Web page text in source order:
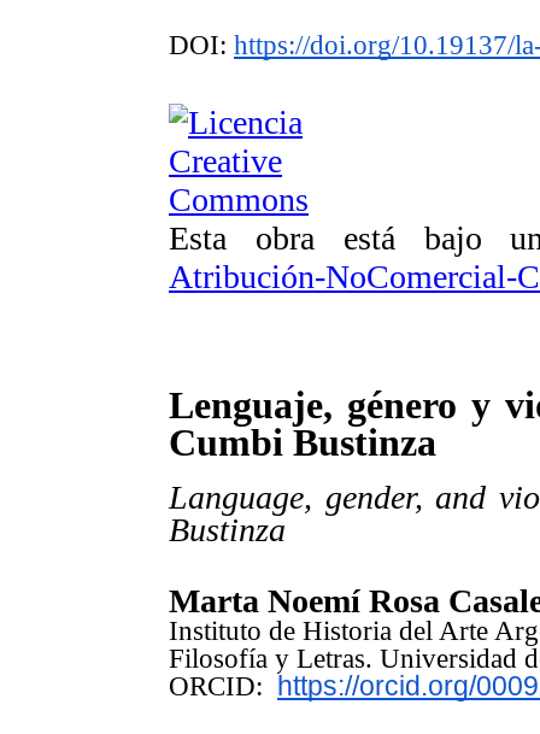
DOI: https://doi.org/10.19137/
Esta obra está bajo
Atribución-NoComercial-
Lenguaje, género y
Cumbi Bustinza
Language, gender, and
Bustinza
Marta Noemí Rosa
Instituto de Historia del Arte
Filosofía y Letras. Universidad
ORCID: https://orcid.org/